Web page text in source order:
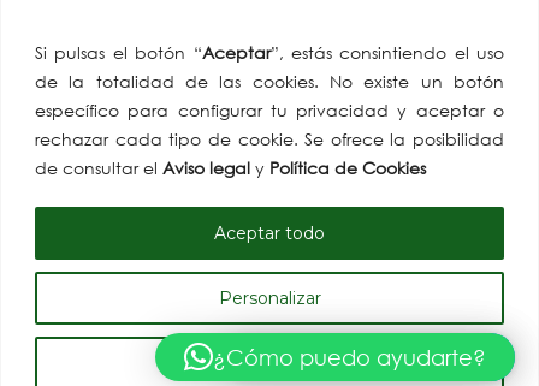
Si pulsas el botón “Aceptar”, estás consintiendo el uso
de la totalidad de las cookies. No existe un botón
específico para configurar tu privacidad y aceptar o
rechazar cada tipo de cookie. Se ofrece la posibilidad
de consultar el Aviso legal y Política de Cookies
Personalizar
Rechazar todo
Aceptar todo
Sevilla
tlf: +34 954 86 91 07
email:
comunicacion@caea.es
Copyright© 2026 CAEA | Todos los derechos reservados. | Desarrollado por
tecnologia .
Hi! How can I help you?
¿Cómo puedo ayudarte?